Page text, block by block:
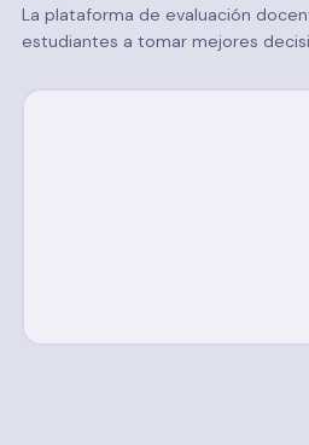
La plataforma de evaluación
estudiantes a tomar mejores